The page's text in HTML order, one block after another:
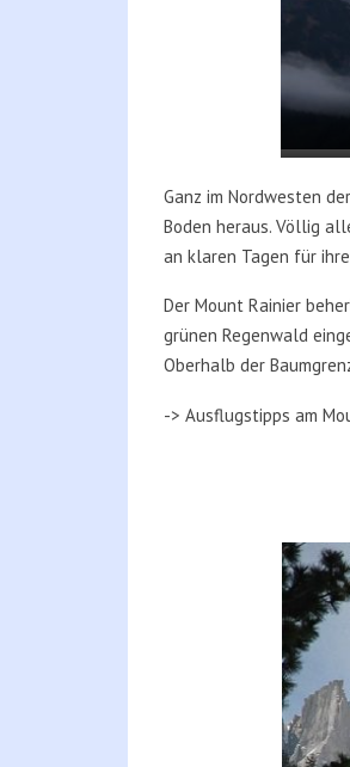
Ganz im Nordwesten
Boden heraus. Völlig
an klaren Tagen für
Der Mount Rainier
grünen Regenwald
Oberhalb der
-> Ausflugstipps am